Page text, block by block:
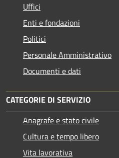
Uffici
Enti e fondazioni
Politici
Personale Amministrativo
Documenti e dati
CATEGORIE DI SERVIZIO
Anagrafe e stato civile
Cultura e tempo libero
Vita lavorativa